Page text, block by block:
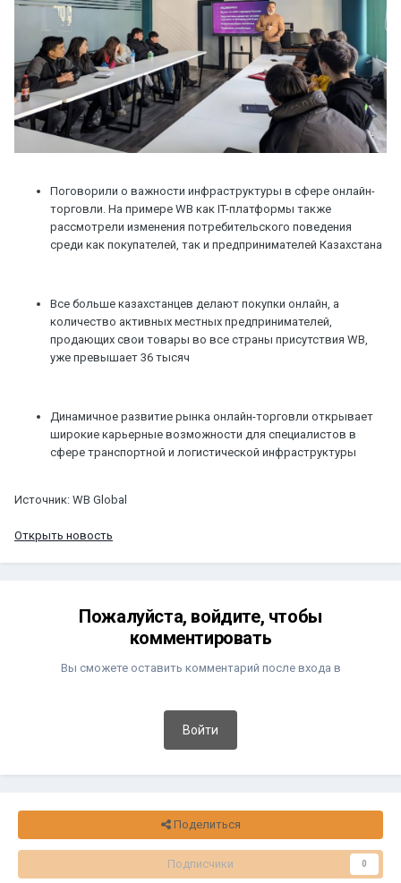
Поговорили о важности инфраструктуры в сфере онлайн-
торговли. На примере WB как IT-платформы также
рассмотрели изменения потребительского поведения
среди как покупателей, так и предпринимателей Казахстана
Все больше казахстанцев делают покупки онлайн, а
количество активных местных предпринимателей,
продающих свои товары во все страны присутствия WB,
уже превышает 36 тысяч
Динамичное развитие рынка онлайн-торговли открывает
широкие карьерные возможности для специалистов в
сфере транспортной и логистической инфраструктуры
Источник: WB Global
Открыть новость
Пожалуйста, войдите, чтобы
комментировать
Вы сможете оставить комментарий после входа в
Войти
Поделиться
Подписчики 0